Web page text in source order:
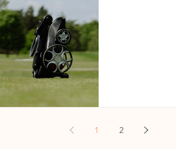
1 2